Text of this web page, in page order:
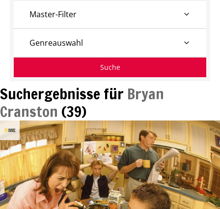
Suchergebnisse für Bryan
Cranston (39)
Master-Filter
Genreauswahl
Suche